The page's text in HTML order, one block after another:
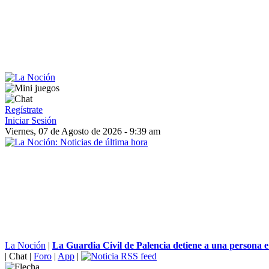
Regístrate
Iniciar Sesión
Viernes, 07 de Agosto de 2026 - 9:39 am
La Noción | La Guardia Civil de Palencia detiene a una persona
| Chat | Foro | App |